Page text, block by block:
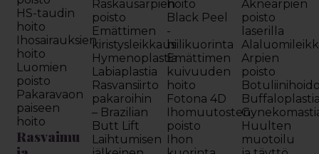
HS-taudin
hoito
Ihosairauksien
hoito
Luomien
poisto
Pakaravaon
paiseen
hoito
Rasvaimu
Raskausarpien
poisto
Emättimen
kiristysleikkaus
Hymenoplastia
Labiaplastia
Rasvansiirto
pakaroihin
– Brazilian
Butt Lift
Laihtumisen
hoito
Black Peel
-
hiilikuorinta
Emättimen
kuivuuden
hoito
Fotona 4D
Ihomuutosten
poisto
Ihon
Aknearpien
poisto
laserilla
Arpien
poisto
Huulten
muotoilu